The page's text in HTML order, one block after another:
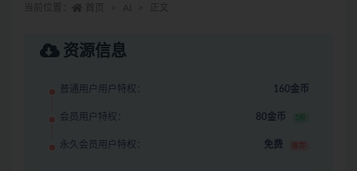
资源信息
普通用户用户特权： 160金币
会员用户特权： 80金币 5折
永久会员用户特权： 免费 推荐